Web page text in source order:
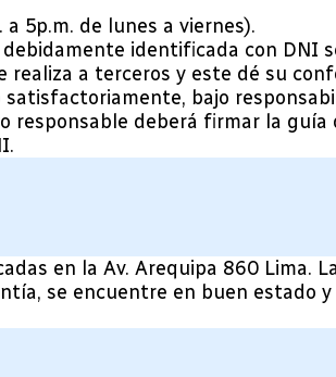
5p.m. de lunes a viernes).
identificada con DNI
a terceros y este dé su
bajo
responsable deberá firmar la guía
en la Av. Arequipa 860 Lima.
se encuentre en buen estado y